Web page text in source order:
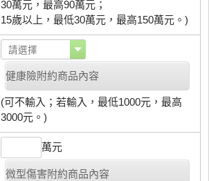
30萬元，最高90萬元；
15歲以上，最低30萬元，最高150萬元。)
健康險附約商品內容
(可不輸入；若輸入，最低1000元，最高
3000元。)
萬元
微型傷害附約商品內容